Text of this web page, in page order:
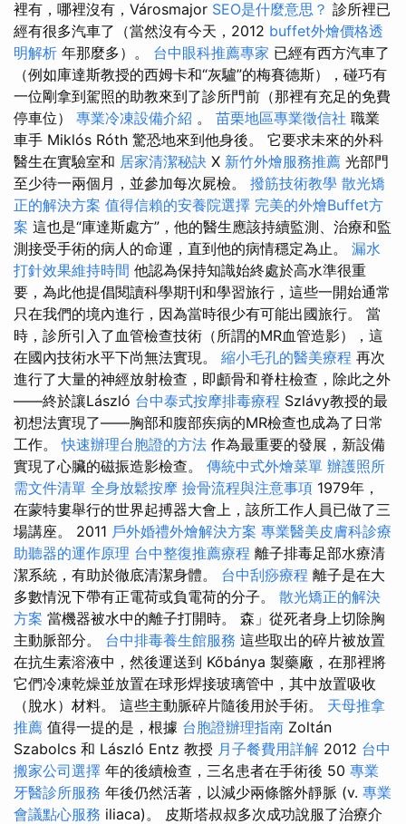
裡有，哪裡沒有，Városmajor SEO是什麼意思？ 診所裡已
經有很多汽車了（當然沒有今天，2012 buffet外燴價格透
明解析 年那麼多）。 台中眼科推薦專家 已經有西方汽車了
（例如庫達斯教授的西姆卡和“灰驢”的梅賽德斯），碰巧有
一位剛拿到駕照的助教來到了診所門前（那裡有充足的免費
停車位） 專業冷凍設備介紹 。 苗栗地區專業徵信社 職業
車手 Miklós Róth 驚恐地來到他身後。 它要求未來的外科
醫生在實驗室和 居家清潔秘訣 X 新竹外燴服務推薦 光部門
至少待一兩個月，並參加每次屍檢。 撥筋技術教學 散光矯
正的解決方案 值得信賴的安養院選擇 完美的外燴Buffet方
案 這也是“庫達斯處方”，他的醫生應該持續監測、治療和監
測接受手術的病人的命運，直到他的病情穩定為止。 漏水
打針效果維持時間 他認為保持知識始終處於高水準很重
要，為此他提倡閱讀科學期刊和學習旅行，這些一開始通常
只在我們的境內進行，因為當時很少有可能出國旅行。 當
時，診所引入了血管檢查技術（所謂的MR血管造影），這
在國內技術水平下尚無法實現。 縮小毛孔的醫美療程 再次
進行了大量的神經放射檢查，即顱骨和脊柱檢查，除此之外
——終於讓László 台中泰式按摩排毒療程 Szlávy教授的最
初想法實現了——胸部和腹部疾病的MR檢查也成為了日常
工作。快速辦理台胞證的方法 作為最重要的發展，新設備
實現了心臟的磁振造影檢查。 傳統中式外燴菜單 辦護照所
需文件清單 全身放鬆按摩 撿骨流程與注意事項 1979年，
在蒙特婁舉行的世界起搏器大會上，該所工作人員已做了三
場講座。 2011 戶外婚禮外燴解決方案 專業醫美皮膚科診療
助聽器的運作原理 台中整復推薦療程 離子排毒足部水療清
潔系統，有助於徹底清潔身體。 台中刮痧療程 離子是在大
多數情況下帶有正電荷或負電荷的分子。 散光矯正的解決
方案 當機器被水中的離子打開時。 森」從死者身上切除胸
主動脈部分。 台中排毒養生館服務 這些取出的碎片被放置
在抗生素溶液中​​，然後運送到 Kőbánya 製藥廠，在那裡將
它們冷凍乾燥並放置在球形焊接玻璃管中，其中放置吸收
（脫水）材料。 這些主動脈碎片隨後用於手術。 天母推拿
推薦 值得一提的是，根據 台胞證辦理指南 Zoltán
Szabolcs 和 László Entz 教授 月子餐費用詳解 2012 台中
搬家公司選擇 年的後續檢查，三名患者在手術後 50 專業
牙醫診所服務 年後仍然活著，以減少兩條髂外靜脈 (v. 專業
會議點心服務 iliaca)。 皮斯塔叔叔多次成功說服了治療介